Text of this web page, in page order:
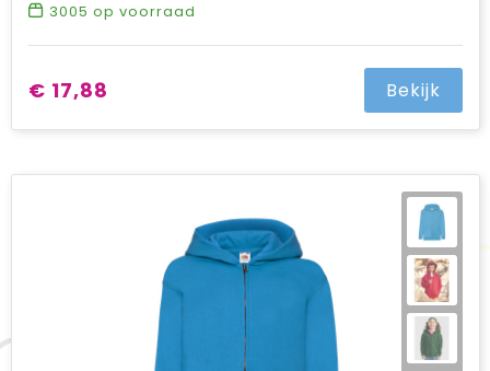
3005 op voorraad
€ 17,88 Bekijk